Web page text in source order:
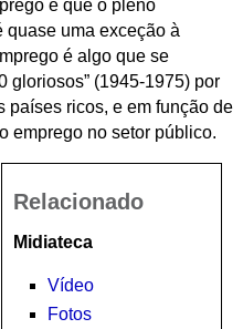
e que o pleno
quase uma exceção à
é algo que se
gloriosos” (1945-1975) por
países ricos, e em função de
emprego no setor público.
Relacionado
Midiateca
Vídeo
Fotos